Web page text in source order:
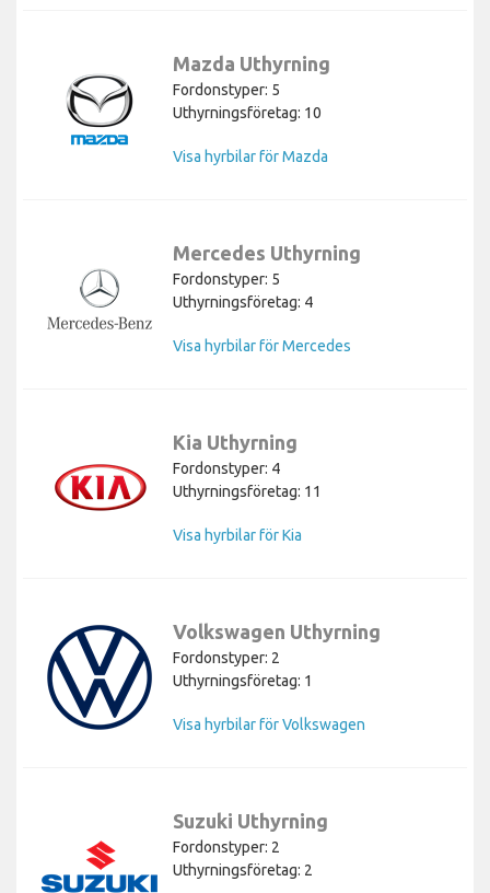
Mazda Uthyrning
Fordonstyper: 5
Uthyrningsföretag: 10
Visa hyrbilar för Mazda
Mercedes Uthyrning
Fordonstyper: 5
Uthyrningsföretag: 4
Visa hyrbilar för Mercedes
Kia Uthyrning
Fordonstyper: 4
Uthyrningsföretag: 11
Visa hyrbilar för Kia
Volkswagen Uthyrning
Fordonstyper: 2
Uthyrningsföretag: 1
Visa hyrbilar för Volkswagen
Suzuki Uthyrning
Fordonstyper: 2
Uthyrningsföretag: 2